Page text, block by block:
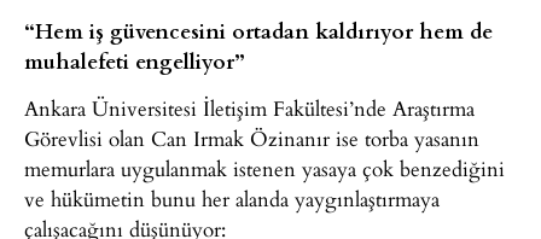
“Hem iş güvencesini ortadan kaldırıyor hem de
muhalefeti engelliyor”
Ankara Üniversitesi İletişim Fakültesi’nde Araştırma
Görevlisi olan Can Irmak Özinanır ise torba yasanın
memurlara uygulanmak istenen yasaya çok benzediğini
ve hükümetin bunu her alanda yaygınlaştırmaya
çalışacağını düşünüyor: